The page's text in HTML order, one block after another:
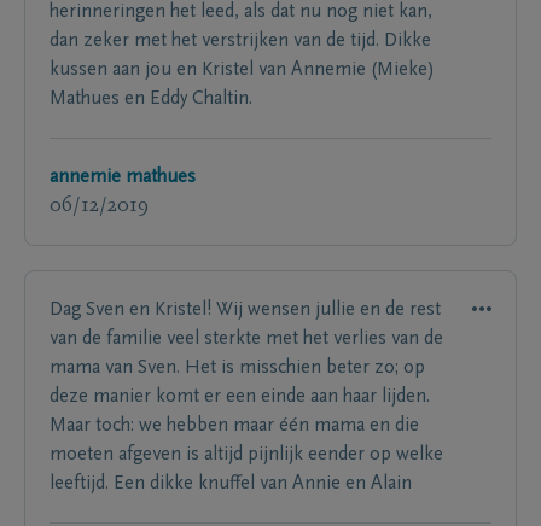
herinneringen het leed, als dat nu nog niet kan,
dan zeker met het verstrijken van de tijd. Dikke
kussen aan jou en Kristel van Annemie (Mieke)
Mathues en Eddy Chaltin.
annemie mathues
06/12/2019
Dag Sven en Kristel! Wij wensen jullie en de rest
van de familie veel sterkte met het verlies van de
mama van Sven. Het is misschien beter zo; op
deze manier komt er een einde aan haar lijden.
Maar toch: we hebben maar één mama en die
moeten afgeven is altijd pijnlijk eender op welke
leeftijd. Een dikke knuffel van Annie en Alain